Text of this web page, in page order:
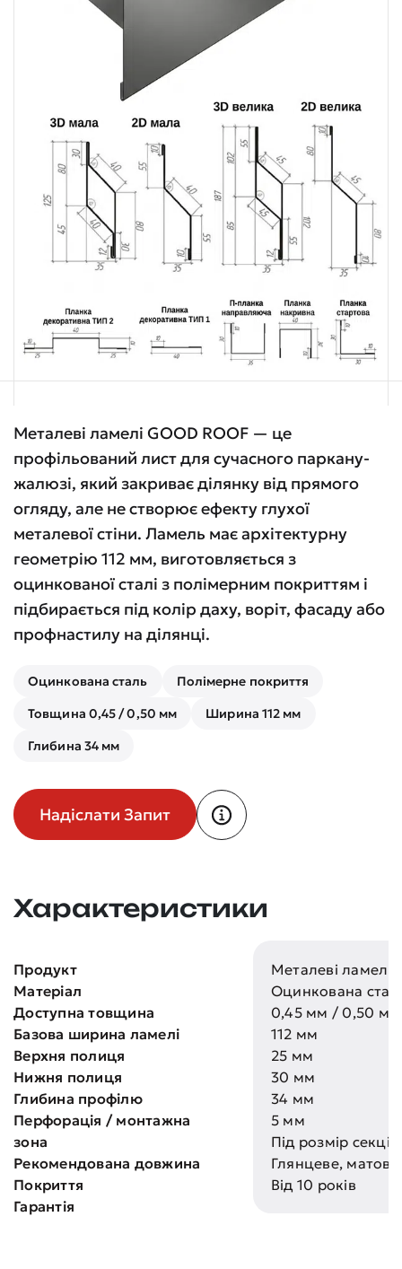
Металеві ламелі GOOD ROOF — це
профільований лист для сучасного паркану-
жалюзі, який закриває ділянку від прямого
огляду, але не створює ефекту глухої
металевої стіни. Ламель має архітектурну
геометрію 112 мм, виготовляється з
оцинкованої сталі з полімерним покриттям і
підбирається під колір даху, воріт, фасаду або
профнастилу на ділянці.
Оцинкована сталь
Полімерне покриття
Товщина 0,45 / 0,50 мм
Ширина 112 мм
Глибина 34 мм
Надіслати Запит
Характеристики
Продукт
Матеріал
Доступна товщина
Базова ширина ламелі
Верхня полиця
Нижня полиця
Глибина профілю
Перфорація / монтажна
зона
Рекомендована довжина
Покриття
Гарантія
Металеві ламелі
Оцинкована
0,45 мм / 0,50 мм
112 мм
25 мм
30 мм
34 мм
5 мм
Під розмір
Глянцеве,
Від 10 років